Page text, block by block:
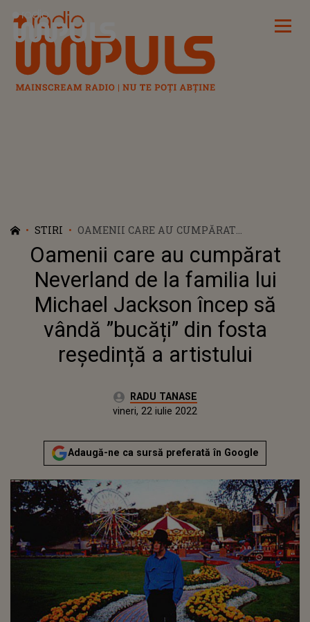
Radio Impuls
STIRI
OAMENII CARE AU CUMPĂRAT
NEVERLAND DE LA FAMILIA LUI MICHAEL
JACKSON ÎNCEP SĂ VÂNDĂ ”BUCĂȚI” DIN
FOSTA REȘEDINȚĂ A ARTISTULUI
Oamenii care au cumpărat
Neverland de la familia lui
Michael Jackson încep să
vândă ”bucăți” din fosta
reședință a artistului
Autor:RADU TANASE
Actualizat:
vineri, 22 iulie 2022
Adaugă-ne ca sursă preferată în Google